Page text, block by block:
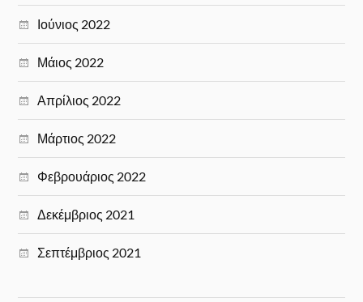
Ιούνιος 2022
Μάιος 2022
Απρίλιος 2022
Μάρτιος 2022
Φεβρουάριος 2022
Δεκέμβριος 2021
Σεπτέμβριος 2021